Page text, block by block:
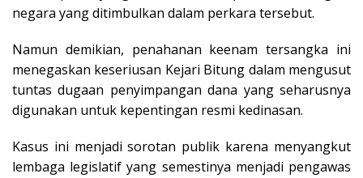
negara yang ditimbulkan dalam perkara tersebut.
Namun demikian, penahanan keenam tersangka ini
menegaskan keseriusan Kejari Bitung dalam mengusut
tuntas dugaan penyimpangan dana yang seharusnya
digunakan untuk kepentingan resmi kedinasan.
Kasus ini menjadi sorotan publik karena menyangkut
lembaga legislatif yang semestinya menjadi pengawas